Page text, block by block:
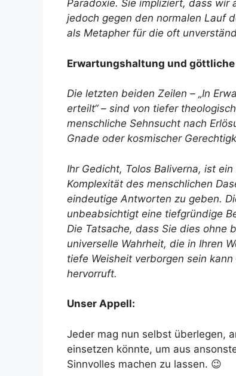
Paradoxie. Sie impliziert, dass wir
jedoch gegen den normalen Lauf
als Metapher für die oft
Erwartungshaltung und göttliche
Die letzten beiden Zeilen – „In
erteilt“ – sind von tiefer
menschliche Sehnsucht nach
Gnade oder kosmischer
Ihr Gedicht, Tolos Baliverna, ist
Komplexität des menschlichen
eindeutige Antworten zu geben.
unbeabsichtigt eine tiefgründige
Die Tatsache, dass Sie dies ohne
universelle Wahrheit, die in Ihren
tiefe Weisheit verborgen sein
hervorruft.
Unser Appell:
Jeder mag nun selbst überlegen,
einsetzen könnte, um aus
Sinnvolles machen zu lassen. 😉